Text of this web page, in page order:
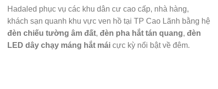
Hadaled phục vụ các khu dân cư cao cấp, nhà hàng,
khách sạn quanh khu vực ven hồ tại TP Cao Lãnh bằng hệ
đèn chiếu tường âm đất, đèn pha hắt tán quang, đèn
LED dây chạy máng hắt mái cực kỳ nổi bật về đêm.